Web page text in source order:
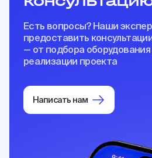
Есть вопросы? Наши
предоставить
— от подбора
реализации проекта
Написать нам